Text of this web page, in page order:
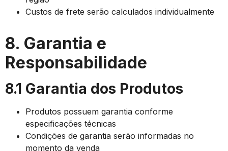
Custos de frete serão calculados individualmente
8. Garantia e
Responsabilidade
8.1 Garantia dos Produtos
Produtos possuem garantia conforme
especificações técnicas
Condições de garantia serão informadas no
momento da venda